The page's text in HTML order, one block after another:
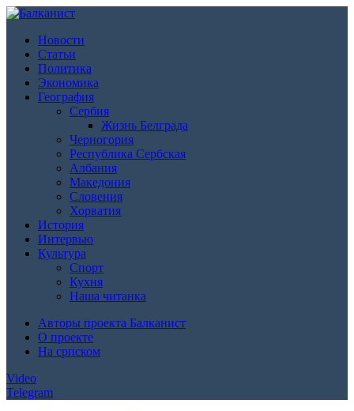
Новости
Статьи
Политика
Экономика
География
Сербия
Жизнь Белграда
Черногория
Республика Сербская
Албания
Македония
Словения
Хорватия
История
Интервью
Культура
Спорт
Кухня
Наша читанка
Авторы проекта Балканист
О проекте
На српском
Video
Telegram